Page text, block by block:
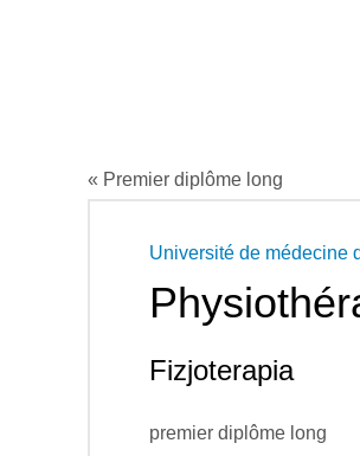
« Premier diplôme long
Université de médecine
Fizjoterapia
premier diplôme long